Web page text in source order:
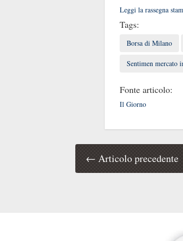
Leggi la rassegna
Tags:
Borsa di Milano
Sentimen mercato
Fonte articolo:
Il Giorno
← Articolo precedente